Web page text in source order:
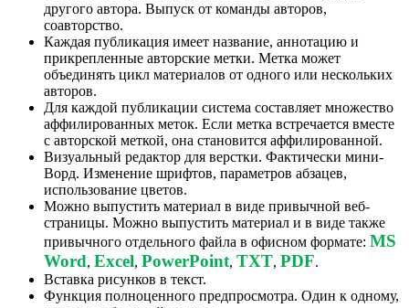
другого автора. Выпуск от команды авторов,
соавторство.
Каждая публикация имеет название, аннотацию и
прикрепленные авторские метки. Метка может
объединять цикл материалов от одного или нескольких
авторов.
Для каждой публикации система составляет множество
аффилированных меток. Если метка встречается вместе
с авторской меткой, она становится аффилированной.
Визуальный редактор для верстки. Фактически мини-
Ворд. Изменение шрифтов, параметров абзацев,
использование цветов.
Можно выпустить материал в виде привычной веб-
страницы. Можно выпустить материал и в виде также
привычного отдельного файла в офисном формате: MS
Word, Excel, PowerPoint, TXT, PDF.
Вставка рисунков в текст.
Функция полноценного предпросмотра. Один к одному,